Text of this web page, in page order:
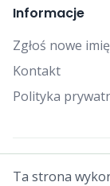
Informacje
Zgłoś nowe imię
Kontakt
Polityka
© 2025
Ta strona